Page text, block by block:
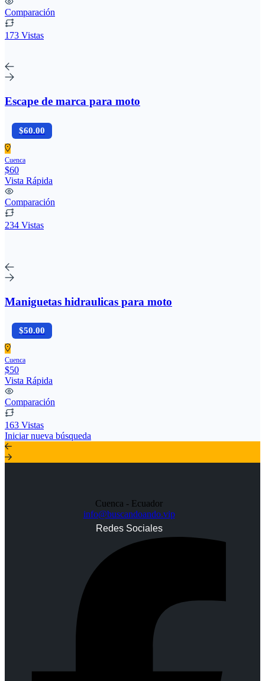
Comparación
173 Vistas
Escape de marca para moto
$60.00
Cuenca
$60
Vista Rápida
Comparación
234 Vistas
Maniguetas hidraulicas para moto
$50.00
Cuenca
$50
Vista Rápida
Comparación
163 Vistas
Iniciar nueva búsqueda
Cuenca - Ecuador
info@buscandoando.vip
Redes Sociales